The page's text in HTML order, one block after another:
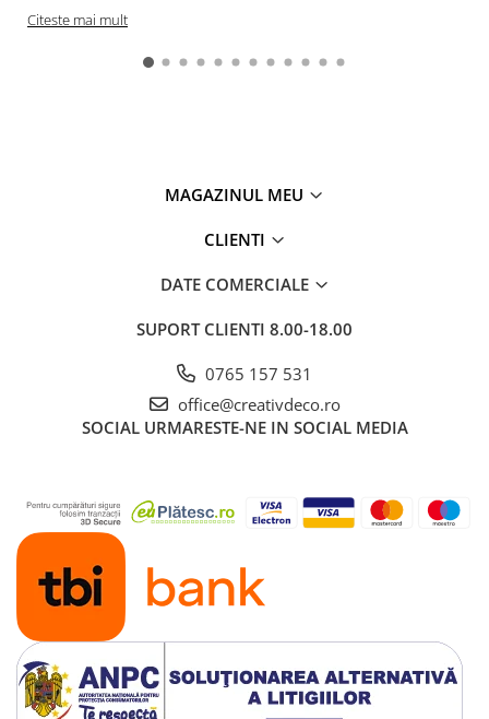
Citeste mai mult
MAGAZINUL MEU
CLIENTI
DATE COMERCIALE
SUPORT CLIENTI 8.00-18.00
0765 157 531
office@creativdeco.ro
SOCIAL URMARESTE-NE IN SOCIAL MEDIA